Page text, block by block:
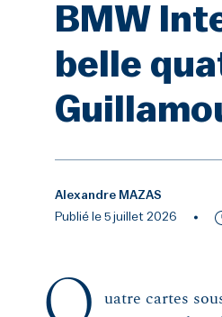
BMW
belle
Alexandre MAZAS
Publié le 5 juillet 2026
uatre cartes